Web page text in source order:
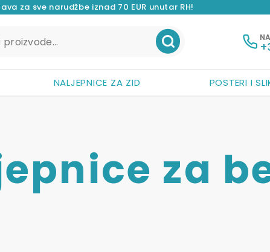
za sve narudžbe iznad 70 EUR unutar RH!
NALJEPNICE ZA ZID POSTERI I
za